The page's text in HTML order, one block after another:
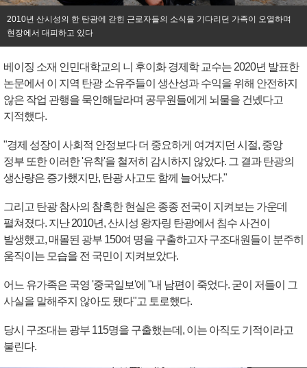
2010년 산시성의 한 탄광에 갇힌 근로자들의 소식을 기다리던 가족이 오열하며
현장에서 대피하고 있다
베이징 소재 인민대학교의 니 후이화 경제학 교수는 2020년 발표한
논문에서 이 지역 탄광 소유주들이 생산성과 수익을 위해 안전하지
않은 작업 관행을 묵인해달라며 공무원들에게 뇌물을 건넸다고
지적했다.
"경제 성장이 사회적 안정보다 더 중요하게 여겨지던 시절, 중앙
정부 또한 이러한 '유착'을 철저히 감시하지 않았다. 그 결과 탄광의
생산량은 증가했지만, 탄광 사고도 함께 늘어났다."
그리고 탄광 참사의 참혹한 현실은 종종 전국이 지켜보는 가운데
펼쳐졌다. 지난 2010년, 산시성 왕자링 탄광에서 침수 사건이
발생했고, 매몰된 광부 150여 명을 구출하고자 구조대원들이 분주히
움직이는 모습을 전 국민이 지켜보았다.
어느 유가족은 국영 '중국일보'에 "내 남편이 죽었다. 굳이 저들이 그
사실을 말해주지 않아도 됐다"고 토로했다.
당시 구조대는 광부 115명을 구출했는데, 이는 아직도 기적이라고
불린다.